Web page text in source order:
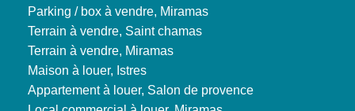
Parking / box à vendre, Miramas
Terrain à vendre, Saint chamas
Terrain à vendre, Miramas
Maison à louer, Istres
Appartement à louer, Salon de provence